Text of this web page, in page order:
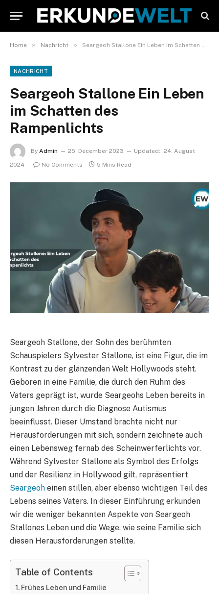
Home » Nachricht » Seargeoh Stallone Ein Leben im Schatten des Rampenlichts
NACHRICHT
Seargeoh Stallone Ein Leben
im Schatten des
Rampenlichts
By Admin 25. December 2023 Updated: 24. August
2024
No Comments 5 Mins Read
Seargeoh Stallone, der Sohn des berühmten
Schauspielers Sylvester Stallone, ist eine Figur, die im
Kontrast zu der glänzenden Welt Hollywoods steht.
Geboren in eine Familie, die durch den Ruhm des
Vaters geprägt ist, wurde Seargeohs Leben bereits in
jungen Jahren durch die Diagnose Autismus
beeinflusst. Dieser Umstand brachte nicht nur
Herausforderungen mit sich, sondern zeichnete auch
einen Lebensweg fernab des Scheinwerferlichts vor.
Während Sylvester Stallone als Symbol des Erfolgs
und der Resilienz in Hollywood gilt, repräsentiert
Seargeoh einen stillen, aber ebenso wichtigen Teil des
Lebens seines Vaters. In dieser Einführung erkunden
wir die weniger bekannten Aspekte von Seargeoh
Stallones Leben und die Wege, wie seine Familie sich
diesen Herausforderungen stellte.
Table of Contents
Frühes Leben und Familie